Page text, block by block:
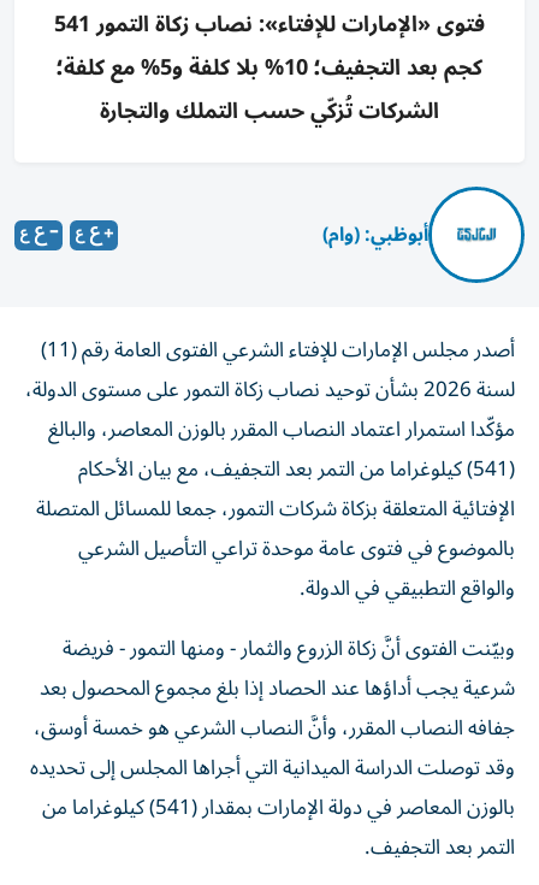
فتوى «الإمارات للإفتاء»: نصاب زكاة التمور 541
كجم بعد التجفيف؛ 10% بلا كلفة و5% مع كلفة؛
الشركات تُزكّي حسب التملك والتجارة
أبوظبي: (وام)
أصدر مجلس الإمارات للإفتاء الشرعي الفتوى العامة رقم (11)
لسنة 2026 بشأن توحيد نصاب زكاة التمور على مستوى الدولة،
مؤكّدا استمرار اعتماد النصاب المقرر بالوزن المعاصر، والبالغ
(541) كيلوغراما من التمر بعد التجفيف، مع بيان الأحكام
الإفتائية المتعلقة بزكاة شركات التمور، جمعا للمسائل المتصلة
بالموضوع في فتوى عامة موحدة تراعي التأصيل الشرعي
والواقع التطبيقي في الدولة.
وبيّنت الفتوى أنَّ زكاة الزروع والثمار - ومنها التمور - فريضة
شرعية يجب أداؤها عند الحصاد إذا بلغ مجموع المحصول بعد
جفافه النصاب المقرر، وأنَّ النصاب الشرعي هو خمسة أوسق،
وقد توصلت الدراسة الميدانية التي أجراها المجلس إلى تحديده
بالوزن المعاصر في دولة الإمارات بمقدار (541) كيلوغراما من
التمر بعد التجفيف.